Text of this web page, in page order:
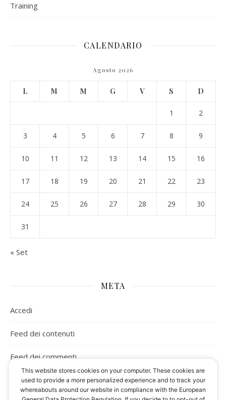
Training
CALENDARIO
Agosto 2026
L M M G V S D
1 2
3 4 5 6 7 8 9
10 11 12 13 14 15 16
17 18 19 20 21 22 23
24 25 26 27 28 29 30
31
« Set
META
Accedi
Feed dei contenuti
Feed dei commenti
WordPress.org
This website stores cookies on your computer. These cookies are
used to provide a more personalized experience and to track your
whereabouts around our website in compliance with the European